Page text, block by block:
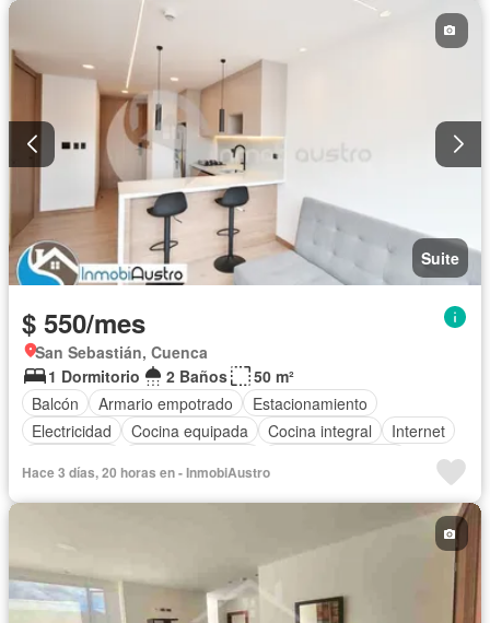
Suite
$ 550/mes
San Sebastián, Cuenca
1 Dormitorio
2 Baños
50 m²
Balcón
Armario empotrado
Estacionamiento
Electricidad
Cocina equipada Cocina integral
Internet
Terraza
Agua Patio Área para niños
Seguridad
Completamente amoblado
Hace 3 días, 20 horas en - InmobiAustro